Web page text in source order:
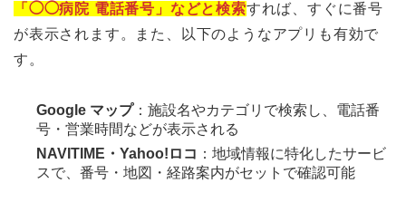
「◯◯病院 電話番号」などと検索すれば、すぐに番号
が表示されます。また、以下のようなアプリも有効で
す。
Google マップ：施設名やカテゴリで検索し、電話番
号・営業時間などが表示される
NAVITIME・Yahoo!ロコ ：地域情報に特化したサービ
スで、番号・地図・経路案内がセットで確認可能